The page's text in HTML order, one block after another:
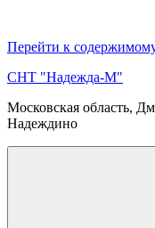
Перейти к
СНТ "Надежда-М"
Московская область,
Надеждино